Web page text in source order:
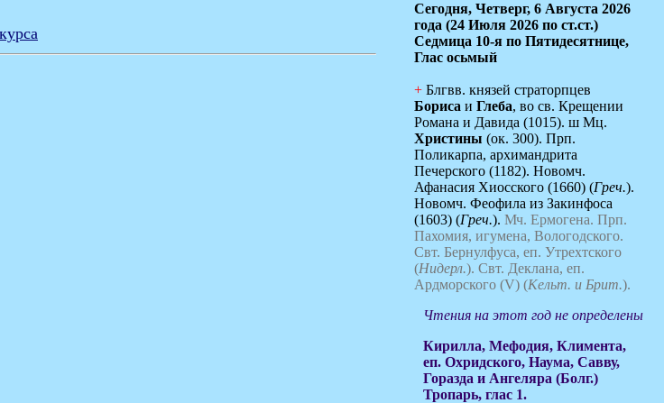
Сегодня, Четверг, 6 Августа 2026
года (24 Июля 2026 по ст.ст.)
Седмица 10-я по Пятидесятнице,
Глас осьмый
+ Блгвв. князей страторпцев
Бориса и Глеба, во св. Крещении
Романа и Давида (1015). ш Мц.
Христины (ок. 300). Прп.
Поликарпа, архимандрита
Печерского (1182). Новомч.
Афанасия Хиосского (1660) (Греч.).
Новомч. Феофила из Закинфоса
(1603) (Греч.). Мч. Ермогена. Прп.
Пахомия, игумена, Вологодского.
Свт. Бернулфуса, еп. Утрехтского
(Нидерл.). Свт. Деклана, еп.
Ардморского (V) (Кельт. и Брит.).
Чтения на этот год не определены
Кирилла, Мефодия, Климента,
еп. Охридского, Наума, Савву,
Горазда и Ангеляра (Болг.)
Тропарь, глас 1.